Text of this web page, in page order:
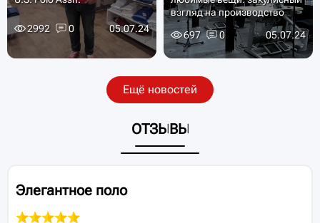
2992 0 05.07.24
взгляд на производство
697
0 05.07.24
Ещё новостей
ОТЗЫВЫ
Элегантное поло